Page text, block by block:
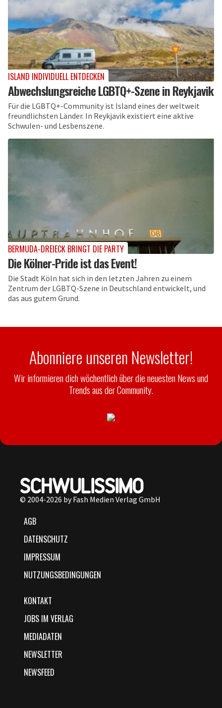
ISLAND INDIVIDUELL ENTDECKEN
Abwechslungsreiche LGBTQ+-Szene in Reykjavik
Für die LGBTQ+-Community ist Island eines der weltweit
freundlichsten Länder. In Reykjavik existiert eine aktive
Schwulen- und Lesbenszene.
BERMUDA-DREIECK BRINGT DIE PARTY
Die Kölner-Pride ist das Event!
Die Stadt Köln hat sich in den letzten Jahren zu einem
Zentrum der LGBTQ-Szene in Deutschland entwickelt, und
das aus gutem Grund.
Abonniere unseren Newsletter!
Wir informieren dich wöchentlich über die neuesten News und
Trends aus der Community.
© 2004-2026 by Fash Medien Verlag GmbH
AGB
DATENSCHUTZ
IMPRESSUM
NUTZUNGSBEDINGUNGEN
KONTAKT
JOBS IM VERLAG
MEDIADATEN
NEWSLETTER
NEWSFEED